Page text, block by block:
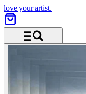
love your artist.